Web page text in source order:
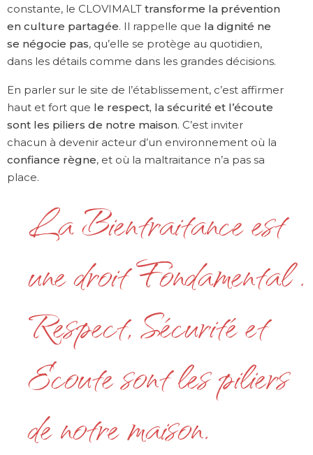
constante, le CLOVIMALT transforme la prévention
en culture partagée. Il rappelle que la dignité ne
se négocie pas, qu’elle se protège au quotidien,
dans les détails comme dans les grandes décisions.
En parler sur le site de l’établissement, c’est affirmer
haut et fort que le respect, la sécurité et l’écoute
sont les piliers de notre maison. C’est inviter
chacun à devenir acteur d’un environnement où la
confiance règne, et où la maltraitance n’a pas sa
place.
La Bientraitance est
une droit Fondamental .
Respect, Sécurité et
Ecoute sont les piliers
de notre maison.